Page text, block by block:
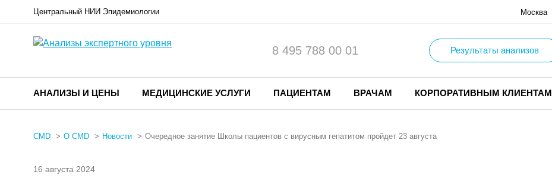
Центральный НИИ Эпидемиологии Москва
8 495 788 00 01 Результаты анализов
АНАЛИЗЫ И ЦЕНЫ МЕДИЦИНСКИЕ УСЛУГИ ПАЦИЕНТАМ ВРАЧАМ КОРПОРАТИВНЫМ КЛИЕНТАМ
CMD О CMD Новости Очередное занятие Школы пациентов с вирусным гепатитом пройдет 23 августа
16 августа 2024